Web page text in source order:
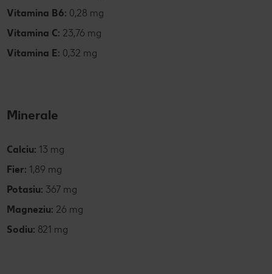
Vitamina B6: 0,28 mg
Vitamina C: 23,76 mg
Vitamina E: 0,32 mg
Minerale
Calciu: 13 mg
Fier: 1,89 mg
Potasiu: 367 mg
Magneziu: 26 mg
Sodiu: 821 mg